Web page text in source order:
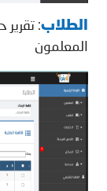
الطلاب:
المعلمون